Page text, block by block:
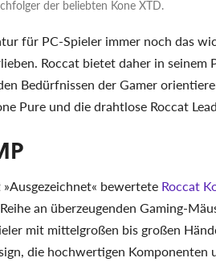
der beliebten Kone XTD.
für PC-Spieler immer noch das
Roccat bietet daher in
Bedürfnissen der Gamer
Pure und die drahtlose Roccat
bewertete Roccat
an überzeugenden Gaming-
mit mittelgroßen bis großen
die hochwertigen